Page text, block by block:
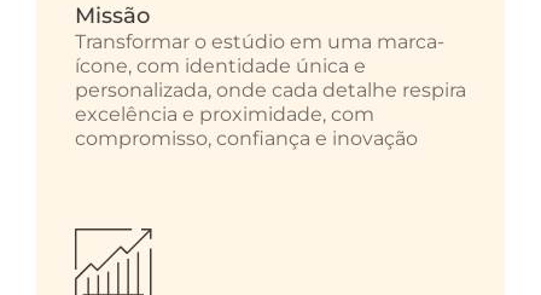
Missão
Transformar o estúdio em uma marca-
ícone, com identidade única e
personalizada, onde cada detalhe respira
excelência e proximidade, com
compromisso, confiança e inovação